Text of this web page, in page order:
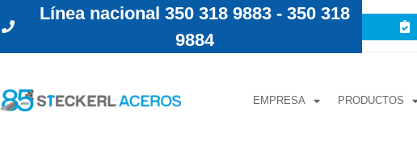
Línea nacional 350 318 9883 - 350 318
9884
EMPRESA PRODUCTOS